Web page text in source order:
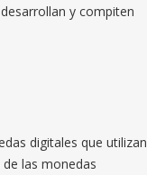
y compiten
digitales que utilizan
las monedas